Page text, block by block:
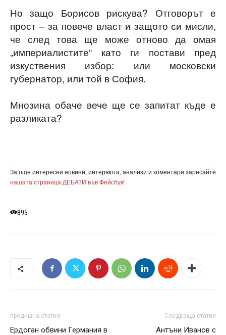
Но защо Борисов рискува? Отговорът е
прост – за повече власт и защото си мисли,
че след това ще може отново да омая
„империалистите“ като ги постави пред
изкуствения избор: или московски
губернатор, или той в София.
Мнозина обаче вече ще се запитат къде е
разликата?
За още интересни новини, интервюта, анализи и коментари харесайте
нашата страница ДЕБАТИ във Фейсбук!
895
предишна статия
Ердоган обвини Германия в
Следваща статия
Антъни Иванов с